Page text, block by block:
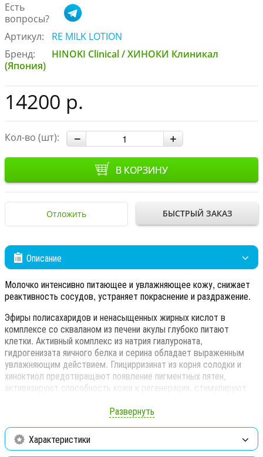
Есть
вопросы?
Артикул:
RE MILK LOTION
Бренд:
HINOKI Clinical / ХИНОКИ Клиникал
(Япония)
14200 р.
Кол-во (шт):
В КОРЗИНУ
Отложить БЫСТРЫЙ ЗАКАЗ
Описание
Молочко интенсивно питающее и увлажняющее кожу, снижает
реактивность сосудов, устраняет покраснение и раздражение.
Эфиры полисахаридов и ненасыщенных жирных кислот в
комплексе со скваланом из печени акулы глубоко питают
клетки. Активный комплекс из натрия гиалуроната,
гидрогенизата яичного белка и серина обладает выраженным
увлажняющим действием. Глицирризинат из корня солодки и
хиноктиол предотвращают появление пигментных пятен,
активизируют способность кожи к регенерации, стимулируют
кожи. Хиноктиол, аллантоин и моноаммониум глицирризинат
Молочко имеет насыщенную текстуру, легко впитываается в
Развернуть
Характеристики